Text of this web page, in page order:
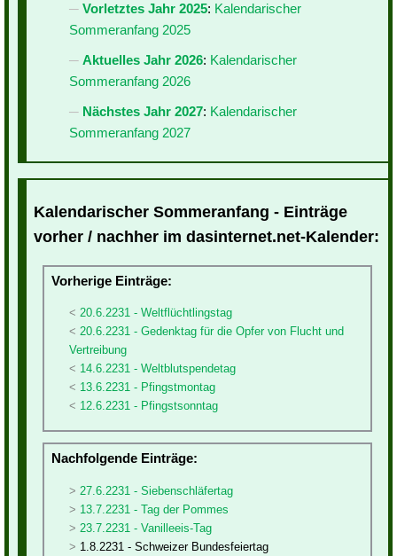
Vorletztes Jahr 2025: Kalendarischer
Sommeranfang 2025
Aktuelles Jahr 2026: Kalendarischer
Sommeranfang 2026
Nächstes Jahr 2027: Kalendarischer
Sommeranfang 2027
Kalendarischer Sommeranfang - Einträge
vorher / nachher im dasinternet.net-Kalender:
Vorherige Einträge:
20.6.2231 - Weltflüchtlingstag
20.6.2231 - Gedenktag für die Opfer von Flucht und
Vertreibung
14.6.2231 - Weltblutspendetag
13.6.2231 - Pfingstmontag
12.6.2231 - Pfingstsonntag
Nachfolgende Einträge:
27.6.2231 - Siebenschläfertag
13.7.2231 - Tag der Pommes
23.7.2231 - Vanilleeis-Tag
1.8.2231 - Schweizer Bundesfeiertag